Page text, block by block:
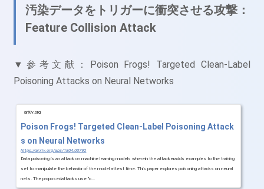
汚染データをトリガーに衝突させる攻撃：
Feature Collision Attack
▼参考文献：Poison Frogs! Targeted Clean-Label
Poisoning Attacks on Neural Networks
arXiv.org
Poison Frogs! Targeted Clean-Label Poisoning Attack
s on Neural Networks
https://arxiv.org/abs/1804.00792
Data poisoning is an attack on machine learning models wherein the attackeradds examples to the training
set to manipulate the behavior of the model attest time. This paper explores poisoning attacks on neural
nets. The proposedattacks use "c...